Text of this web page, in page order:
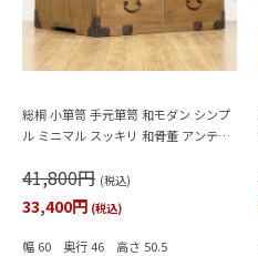
総桐 小箪笥 手元箪笥 和モダン シンプ
ル ミニマル スッキリ 和骨董 アンティ
41,800円 (税込)
33,400円 (税込)
幅 60 奥行 46 高さ 50.5